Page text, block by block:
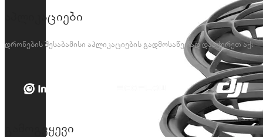
აპლიკაციები
დრონების შესაბამისი აპლიკაციების გადმოსაწერად დააჭირეთ აქ:
გამოგვყევი